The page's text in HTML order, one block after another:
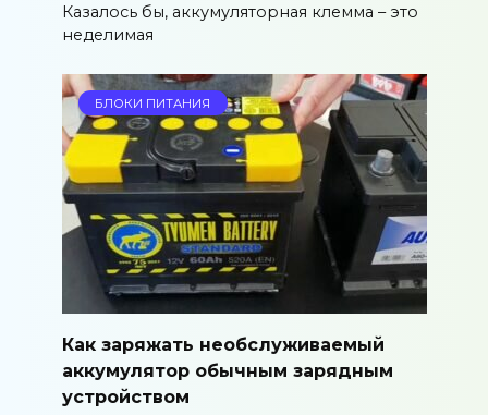
Казалось бы, аккумуляторная клемма – это
неделимая
БЛОКИ ПИТАНИЯ
Как заряжать необслуживаемый
аккумулятор обычным зарядным
устройством